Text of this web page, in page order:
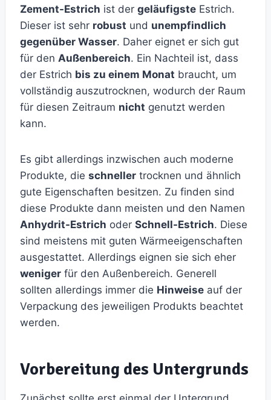
Zement-Estrich ist der geläufigste Estrich.
Dieser ist sehr robust und unempfindlich
gegenüber Wasser. Daher eignet er sich gut
für den Außenbereich. Ein Nachteil ist, dass
der Estrich bis zu einem Monat braucht, um
vollständig auszutrocknen, wodurch der Raum
für diesen Zeitraum nicht genutzt werden
kann.
Es gibt allerdings inzwischen auch moderne
Produkte, die schneller trocknen und ähnlich
gute Eigenschaften besitzen. Zu finden sind
diese Produkte dann meisten und den Namen
Anhydrit-Estrich oder Schnell-Estrich. Diese
sind meistens mit guten Wärmeeigenschaften
ausgestattet. Allerdings eignen sie sich eher
weniger für den Außenbereich. Generell
sollten allerdings immer die Hinweise auf der
Verpackung des jeweiligen Produkts beachtet
werden.
Vorbereitung des Untergrunds